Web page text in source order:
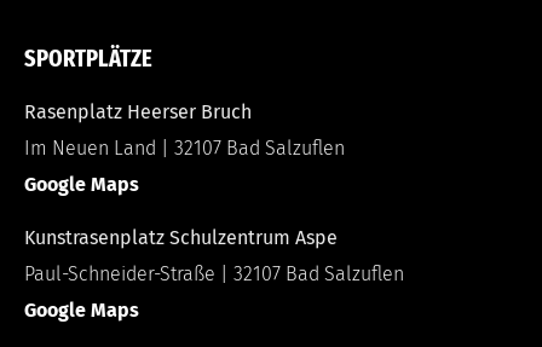
SPORTPLÄTZE
Rasenplatz Heerser Bruch
Im Neuen Land | 32107 Bad Salzuflen
Google Maps
Kunstrasenplatz Schulzentrum Aspe
Paul-Schneider-Straße | 32107 Bad Salzuflen
Google Maps